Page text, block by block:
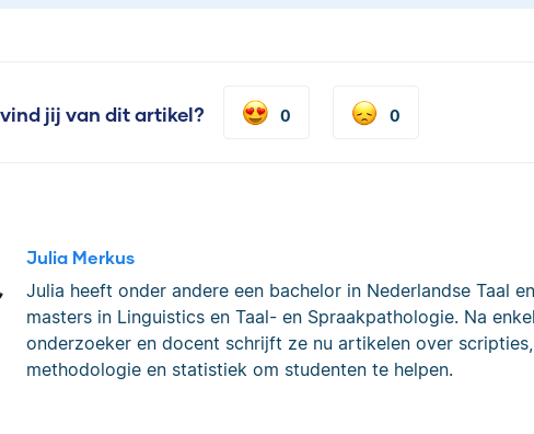
jij van dit artikel? 0 0
Julia Merkus
Julia heeft onder andere een bachelor in Nederlandse Taal
masters in Linguistics en Taal- en Spraakpathologie. Na
onderzoeker en docent schrijft ze nu artikelen over scripties,
methodologie en statistiek om studenten te helpen.